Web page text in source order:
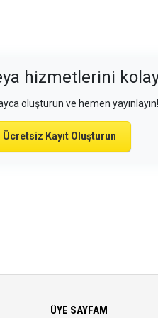
hizmetlerini
oluşturun ve hemen yayınlayın!
Kayıt Oluşturun
ÜYE SAYFAM